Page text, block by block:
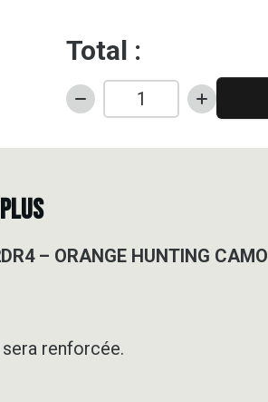
Total :
quantité
Kit
-
-
– ORANGE HUNTING CAMO
renforcée.